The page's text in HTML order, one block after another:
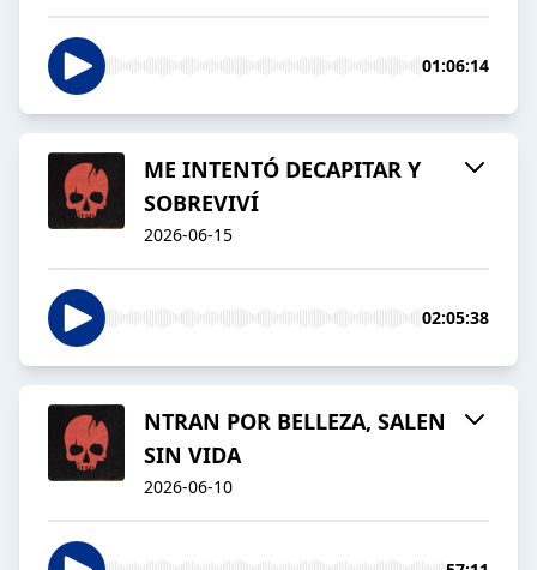
01:06:14
ME INTENTÓ DECAPITAR Y
SOBREVIVÍ
2026-06-15
02:05:38
NTRAN POR BELLEZA, SALEN
SIN VIDA
2026-06-10